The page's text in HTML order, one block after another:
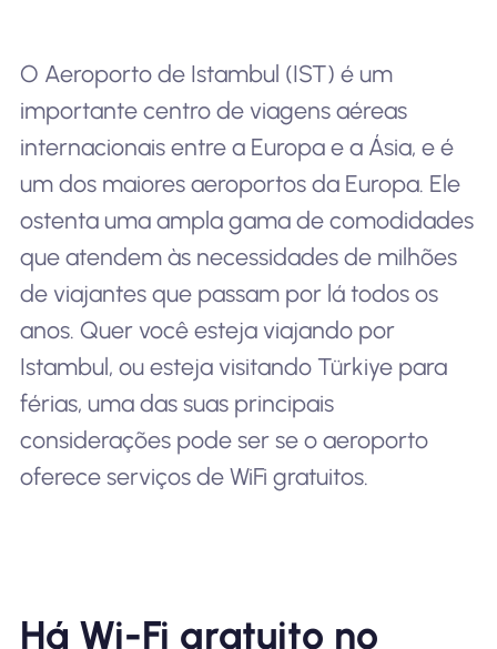
O Aeroporto de Istambul (IST) é um
importante centro de viagens aéreas
internacionais entre a Europa e a Ásia, e é
um dos maiores aeroportos da Europa. Ele
ostenta uma ampla gama de comodidades
que atendem às necessidades de milhões
de viajantes que passam por lá todos os
anos. Quer você esteja viajando por
Istambul, ou esteja visitando Türkiye para
férias, uma das suas principais
considerações pode ser se o aeroporto
oferece serviços de WiFi gratuitos.
Há Wi-Fi gratuito no